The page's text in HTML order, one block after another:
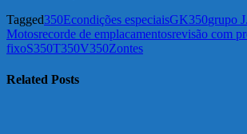
Tagged350Econdições especiaisGK350grupo
Motosrecorde de emplacamentosrevisão com
fixoS350T350V350Zontes
Related Posts